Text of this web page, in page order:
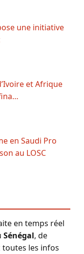
une initiative
et Afrique
en Saudi Pro
au LOSC
en temps réel
Sénégal, de
les infos